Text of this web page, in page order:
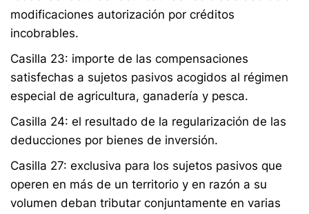
modificaciones autorización por créditos
incobrables.
Casilla 23: importe de las compensaciones
satisfechas a sujetos pasivos acogidos al régimen
especial de agricultura, ganadería y pesca.
Casilla 24: el resultado de la regularización de las
deducciones por bienes de inversión.
Casilla 27: exclusiva para los sujetos pasivos que
operen en más de un territorio y en razón a su
volumen deban tributar conjuntamente en varias